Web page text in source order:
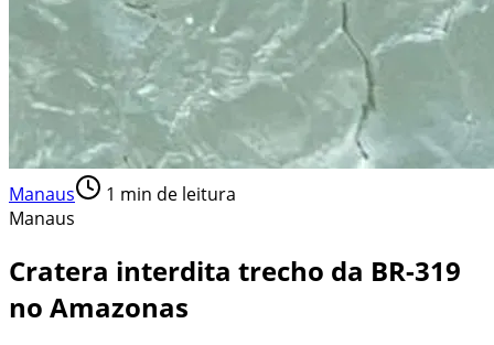
Manaus 1 min de leitura
Manaus
Cratera interdita trecho da BR-319
no Amazonas